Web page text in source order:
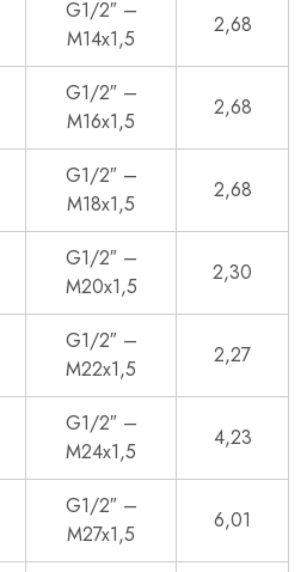
G1/2″ –
M14x1,5
2,68
G1/2″ –
M16x1,5
2,68
G1/2″ –
M18x1,5
2,68
G1/2″ –
M20x1,5
2,30
G1/2″ –
M22x1,5
2,27
G1/2″ –
M24x1,5
4,23
G1/2″ –
M27x1,5
6,01